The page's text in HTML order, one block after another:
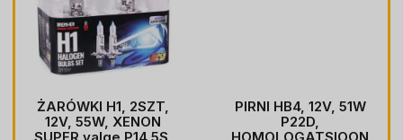
ŻARÓWKI H1, 2SZT,
12V, 55W, XENON
PIRNI HB4, 12V, 51W
P22D,